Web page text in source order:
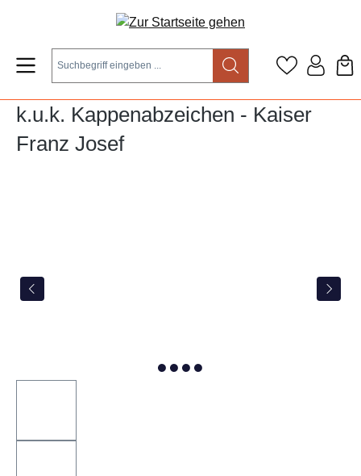
Zum Hauptinhalt springen
k.u.k. Kappenabzeichen - Kaiser
Franz Josef